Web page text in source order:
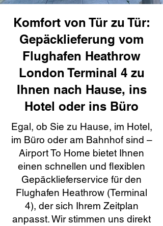
Komfort von Tür zu Tür:
Gepäcklieferung vom
Flughafen Heathrow
London Terminal 4 zu
Ihnen nach Hause, ins
Hotel oder ins Büro
Egal, ob Sie zu Hause, im Hotel,
im Büro oder am Bahnhof sind –
Airport To Home bietet Ihnen
einen schnellen und flexiblen
Gepäcklieferservice für den
Flughafen Heathrow (Terminal
4), der sich Ihrem Zeitplan
anpasst. Wir stimmen uns direkt